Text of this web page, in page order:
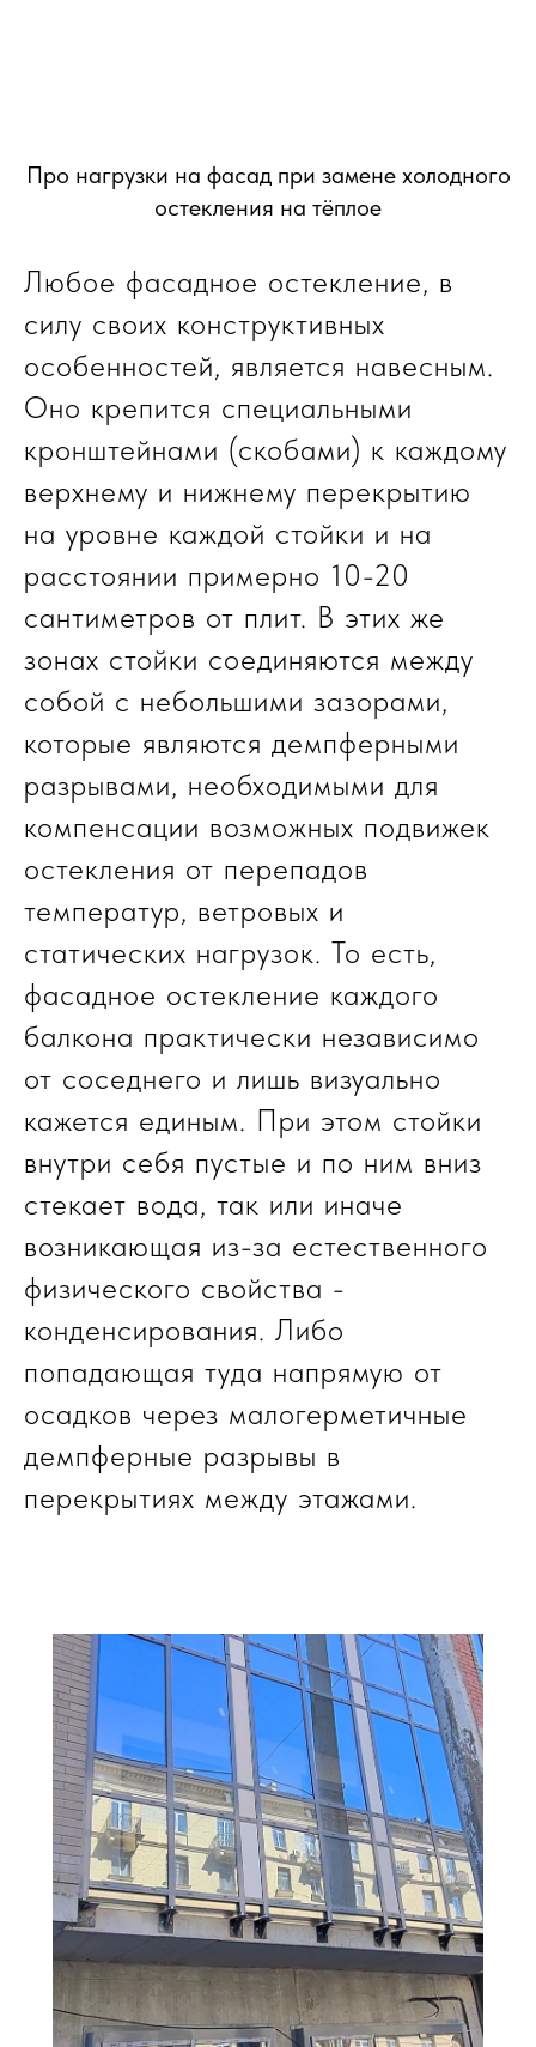
Про нагрузки на фасад при замене холодного
остекления на тёплое
Любое фасадное остекление, в
силу своих конструктивных
особенностей, является навесным.
Оно крепится специальными
кронштейнами (скобами) к каждому
верхнему и нижнему перекрытию
на уровне каждой стойки и на
расстоянии примерно 10-20
сантиметров от плит. В этих же
зонах стойки соединяются между
собой с небольшими зазорами,
которые являются демпферными
разрывами, необходимыми для
компенсации возможных подвижек
остекления от перепадов
температур, ветровых и
статических нагрузок. То есть,
фасадное остекление каждого
балкона практически независимо
от соседнего и лишь визуально
кажется единым. При этом стойки
внутри себя пустые и по ним вниз
стекает вода, так или иначе
возникающая из-за естественного
физического свойства -
конденсирования. Либо
попадающая туда напрямую от
осадков через малогерметичные
демпферные разрывы в
перекрытиях между этажами.